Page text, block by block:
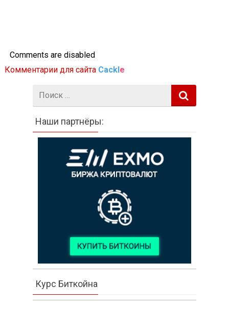
Comments are disabled
Комментарии для сайта Cackle
Наши партнёры:
Курс Биткойна